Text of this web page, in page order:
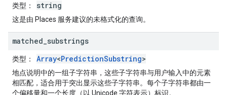
类型 ： string
这是由 Places 服务建议的未格式化的查询。
matched substrings
类型 ： Array<PredictionSubstring>
地点说明中的一组子字符串，这些子字符串与用户输入中的元素
相匹配，适合用于突出显示这些子字符串。每个子字符串都由一
个偏移量和一个长度（以 Unicode 字符表示）标识。